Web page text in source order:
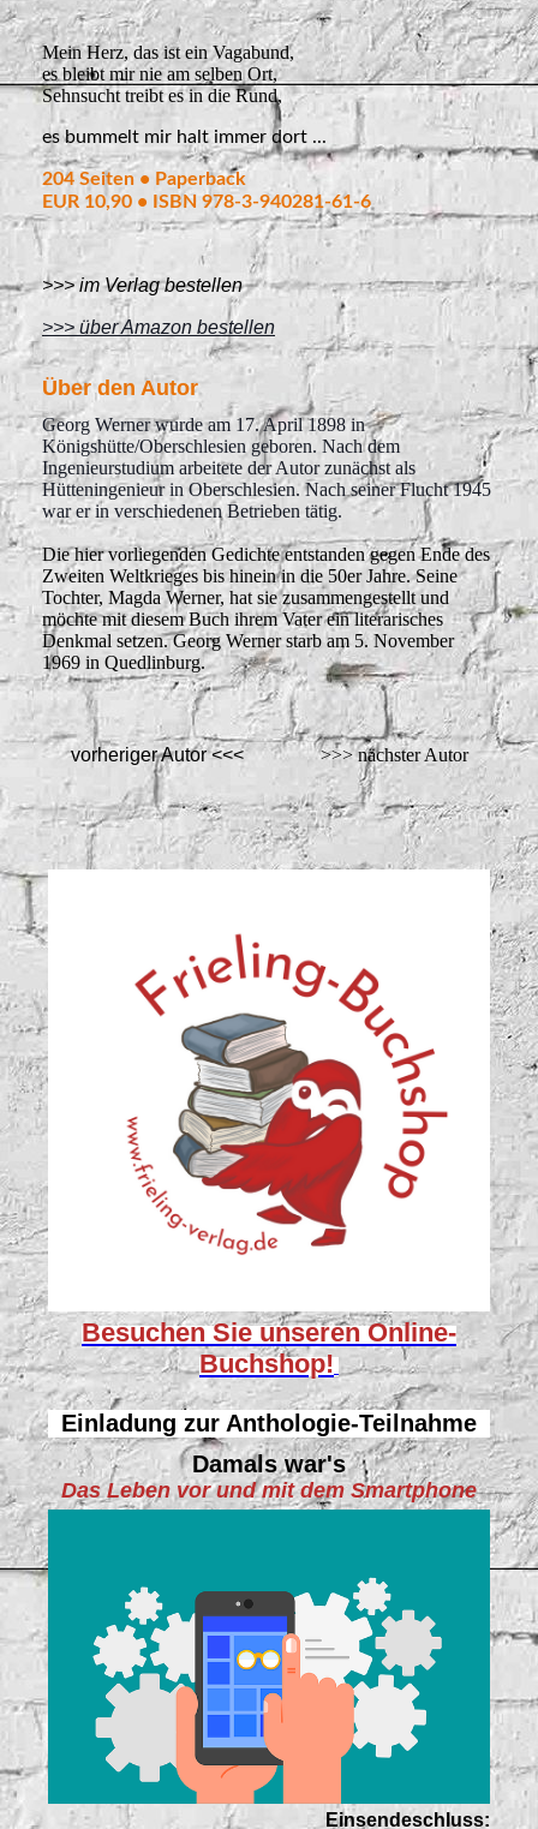
Mein Herz, das ist ein Vagabund,
es bleibt mir nie am selben Ort,
Sehnsucht treibt es in die Rund,
es bummelt mir halt immer dort ...
204 Seiten • Paperback
EUR 10,90 • ISBN 978-3-940281-61-6
>>> im Verlag bestellen
>>> über Amazon bestellen
Über den Autor
Georg Werner wurde am 17. April 1898 in
Königshütte/Oberschlesien geboren. Nach dem
Ingenieurstudium arbeitete der Autor zunächst als
Hütteningenieur in Oberschlesien. Nach seiner Flucht 1945
war er in verschiedenen Betrieben tätig.
Die hier vorliegenden Gedichte entstanden gegen Ende des
Zweiten Weltkrieges bis hinein in die 50er Jahre. Seine
Tochter, Magda Werner, hat sie zusammengestellt und
möchte mit diesem Buch ihrem Vater ein literarisches
Denkmal setzen. Georg Werner starb am 5. November
1969 in Quedlinburg.
vorheriger Autor <<< >>> nächster Autor
Besuchen Sie unserenOnline-
Buchshop!
Einladung zur Anthologie-Teilnahme
Damals war's
Das Leben vor und mit dem Smartphone
Einsendeschluss: